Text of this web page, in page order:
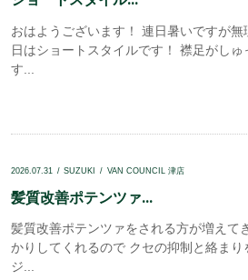
おはようございます！ 連日暑いですが
日はショートスタイルです！ 襟足がし
す...
2026.07.31 SUZUKI VAN COUNCIL 津店
髪質改善ポテンツァ...
髪質改善ポテンツァをされる方が増えて
かりしてくれるので クセの抑制と絡ま
ジ...